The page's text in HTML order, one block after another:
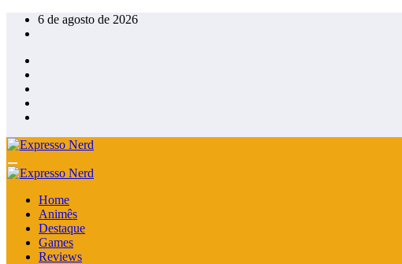
Pular
para
conteúdo
6 de agosto de 2026
Home
Animês
Destaque
Games
Reviews